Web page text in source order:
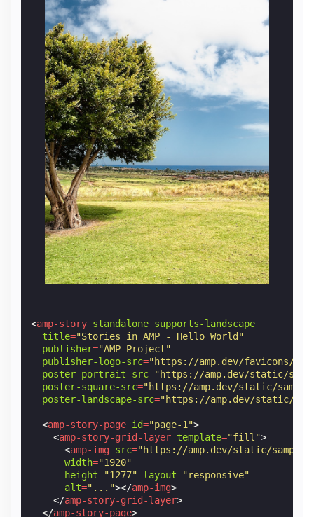
<amp-story standalone supports-landscape
title="Stories in AMP - Hello World"
publisher="AMP Project"
publisher-logo-src="https://amp.dev/favicons/
poster-portrait-src="https://amp.dev/static/
poster-square-src="https://amp.dev/static/
poster-landscape-src="https://amp.dev/static/
<amp-story-page id="page-1">
<amp-story-grid-layer template="fill">
<amp-img src="https://amp.dev/static/
width="1920"
height="1277" layout="responsive"
alt="..."></amp-img>
</amp-story-grid-layer>
</amp-story-page>